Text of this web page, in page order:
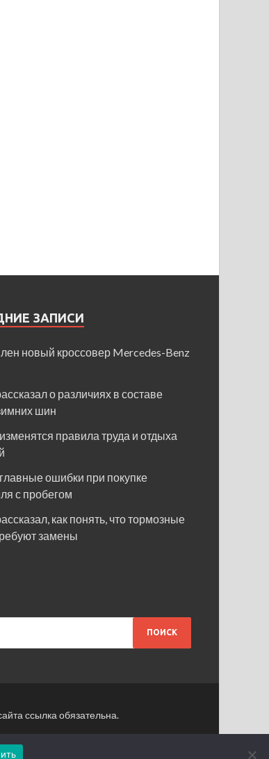
ЗАПИСИ
новый кроссовер Mercedes-Benz
о различиях в составе
шин
правила труда и отдыха
ошибки при покупке
с пробегом
как понять, что тормозные
замены
ссылка обязательна.
пользователей сайта